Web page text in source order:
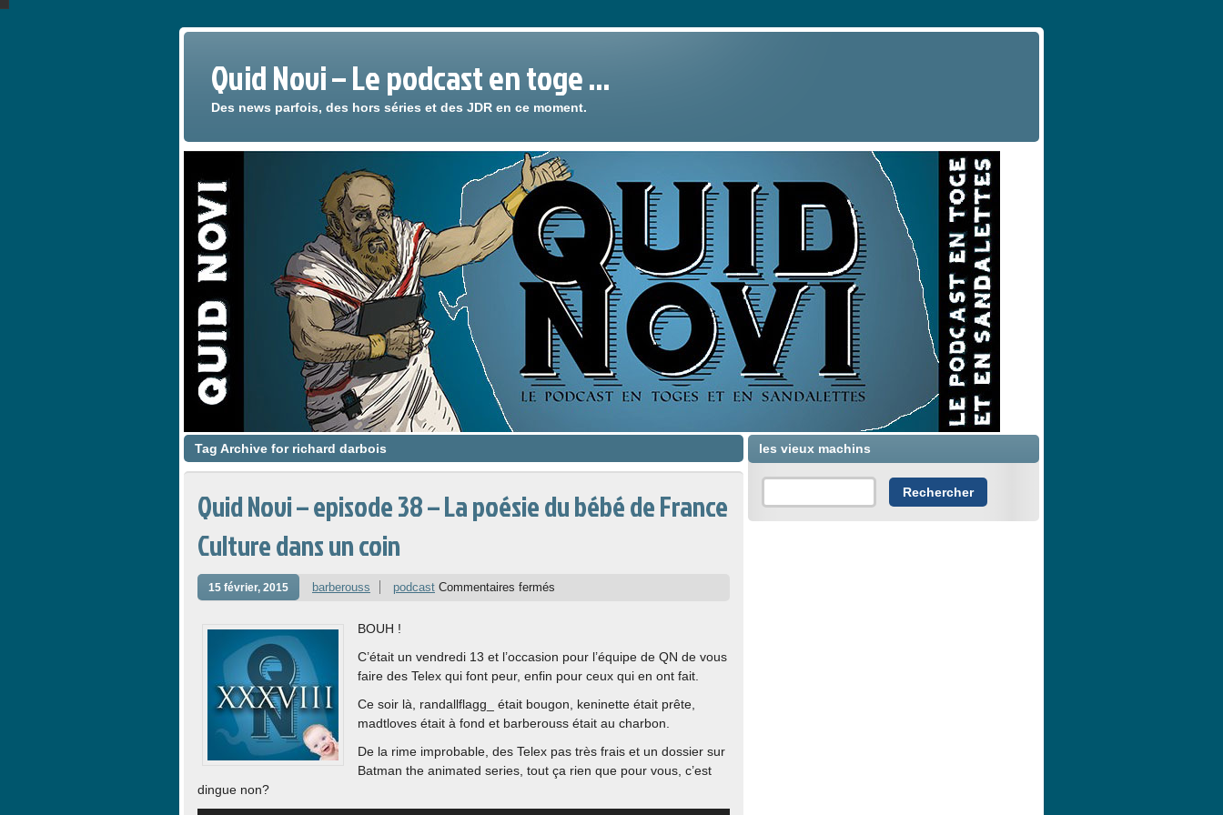
Quid Novi – Le podcast en toge …
Des news parfois, des hors séries et des JDR en ce moment.
Tag Archive for richard darbois
Quid Novi – episode 38 – La poésie du bébé de France
Culture dans un coin
15 février, 2015 barberouss podcast Commentaires fermés
BOUH !
C’était un vendredi 13 et l’occasion pour l’équipe de QN de vous
faire des Telex qui font peur, enfin pour ceux qui en ont fait.
Ce soir là, randallflagg_ était bougon, keninette était prête,
madtloves était à fond et barberouss était au charbon.
De la rime improbable, des Telex pas très frais et un dossier sur
Batman the animated series, tout ça rien que pour vous, c’est
dingue non?
les vieux machins